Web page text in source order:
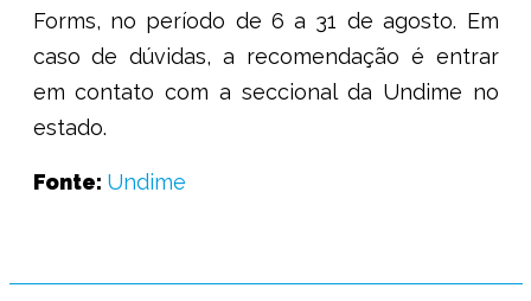
Forms, no período de 6 a 31 de agosto. Em
caso de dúvidas, a recomendação é entrar
em contato com a seccional da Undime no
estado.
Fonte: Undime